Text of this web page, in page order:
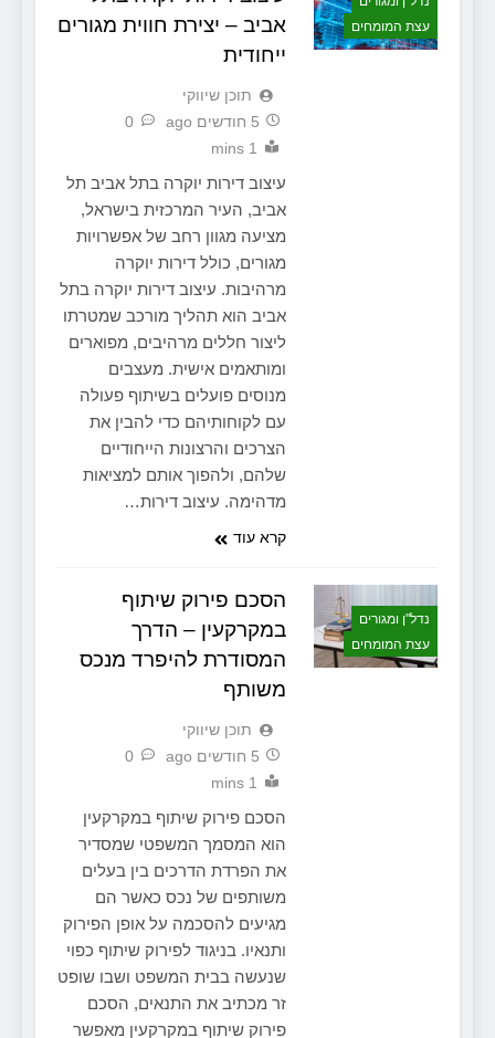
עצת המומחים
אביב – יצירת חווית מגורים
ייחודית
תוכן שיווקי
5 חודשים ago
0
1 mins
עיצוב דירות יוקרה בתל אביב תל
אביב, העיר המרכזית בישראל,
מציעה מגוון רחב של אפשרויות
מגורים, כולל דירות יוקרה
מרהיבות. עיצוב דירות יוקרה בתל
אביב הוא תהליך מורכב שמטרתו
ליצור חללים מרהיבים, מפוארים
ומותאמים אישית. מעצבים
מנוסים פועלים בשיתוף פעולה
עם לקוחותיהם כדי להבין את
הצרכים והרצונות הייחודיים
שלהם, ולהפוך אותם למציאות
מדהימה. עיצוב דירות…
קרא עוד
נדל"ן ומגורים
עצת המומחים
הסכם פירוק שיתוף
במקרקעין – הדרך
המסודרת להיפרד מנכס
משותף
תוכן שיווקי
5 חודשים ago
0
1 mins
הסכם פירוק שיתוף במקרקעין
הוא המסמך המשפטי שמסדיר
את הפרדת הדרכים בין בעלים
משותפים של נכס כאשר הם
מגיעים להסכמה על אופן הפירוק
ותנאיו. בניגוד לפירוק שיתוף כפוי
שנעשה בבית המשפט ושבו שופט
זר מכתיב את התנאים, הסכם
פירוק שיתוף במקרקעין מאפשר